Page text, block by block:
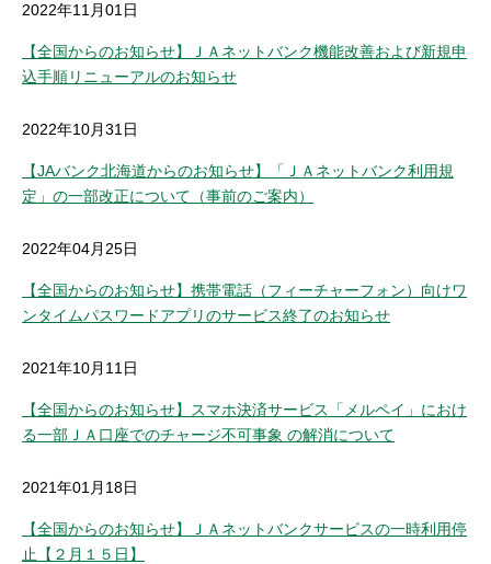
2022年11月01日
【全国からのお知らせ】ＪＡネットバンク機能改善および新規申
込手順リニューアルのお知らせ
2022年10月31日
【JAバンク北海道からのお知らせ】「ＪＡネットバンク利用規
定」の一部改正について（事前のご案内）
2022年04月25日
【全国からのお知らせ】携帯電話（フィーチャーフォン）向けワ
ンタイムパスワードアプリのサービス終了のお知らせ
2021年10月11日
【全国からのお知らせ】スマホ決済サービス「メルペイ」におけ
る一部ＪＡ口座でのチャージ不可事象 の解消について
2021年01月18日
【全国からのお知らせ】ＪＡネットバンクサービスの一時利用停
止【２月１５日】